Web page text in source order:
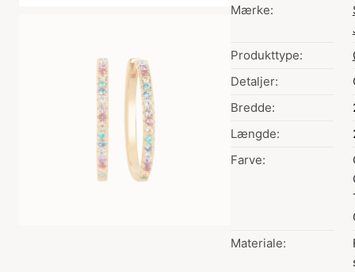
Mærke:
Produkttype:
Detaljer:
Bredde:
Længde:
Farve:
Materiale: